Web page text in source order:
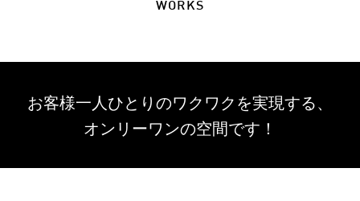
WORKS
お客様一人ひとりのワクワクを実現する、
オンリーワンの空間です！